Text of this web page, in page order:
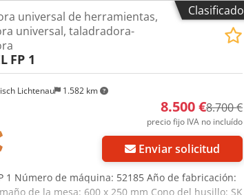
Clasificado
Lichtenau 1.582 km
universal de herramientas,
universal, taladradora-
FP 1
8.500 €8.700 €
precio fijo IVA no incluído
Enviar solicitud
1 Número de máquina: 52185 Año de fabricación:
de la mesa: 600 x 250 mm Cono del husillo: SK